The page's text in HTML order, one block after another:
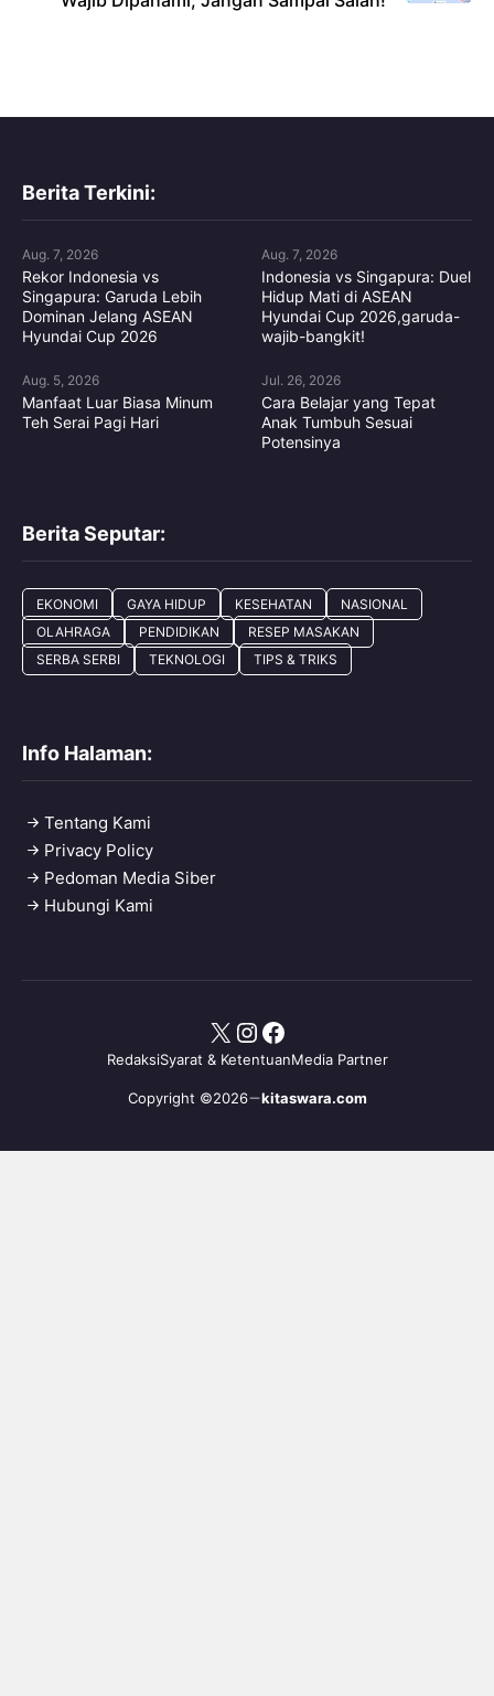
Berita Terkini:
Aug. 7, 2026
Rekor Indonesia vs
Singapura: Garuda Lebih
Dominan Jelang ASEAN
Hyundai Cup 2026
Aug. 7, 2026
Indonesia vs Singapura: Duel
Hidup Mati di ASEAN
Hyundai Cup 2026,garuda-
wajib-bangkit!
Aug. 5, 2026
Manfaat Luar Biasa Minum
Teh Serai Pagi Hari
Jul. 26, 2026
Cara Belajar yang Tepat
Anak Tumbuh Sesuai
Potensinya
Berita Seputar:
EKONOMI GAYA HIDUP KESEHATAN
NASIONAL
OLAHRAGA
PENDIDIKAN
RESEP MASAKAN
SERBA SERBI
TEKNOLOGI TIPS & TRIKS
Info Halaman:
Tentang Kami
Privacy Policy
Pedoman Media Siber
Hubungi Kami
Copyright ©2026 kitaswara.com
RedaksiSyarat & KetentuanMedia Partner
X Instagram
Facebook